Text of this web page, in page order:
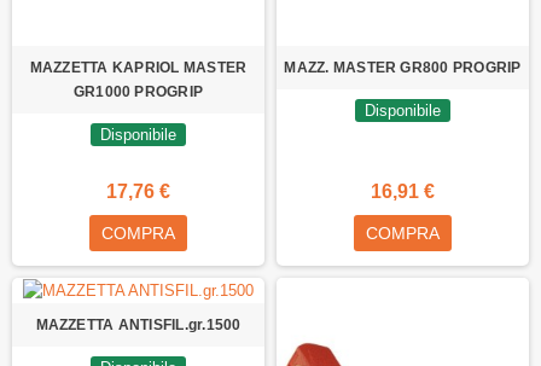
MAZZETTA KAPRIOL MASTER
GR1000 PROGRIP
Disponibile
17,76 €
COMPRA
MAZZ. MASTER GR800 PROGRIP
Disponibile
16,91 €
COMPRA
MAZZETTA ANTISFIL.gr.1500